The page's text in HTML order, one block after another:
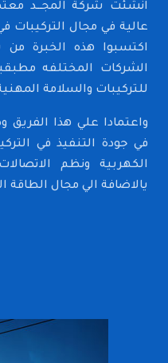
انشئت شركة المجـــد
عالية في مجال التركيبات
اكتسبوا هذه الخبرة
الشركات المختلفه
للتركيبات والسلامة
واعتمادا علي هذا الفريق
في جودة التنفيذ في
الكهربية ونظم
يالاضافة الي مجال